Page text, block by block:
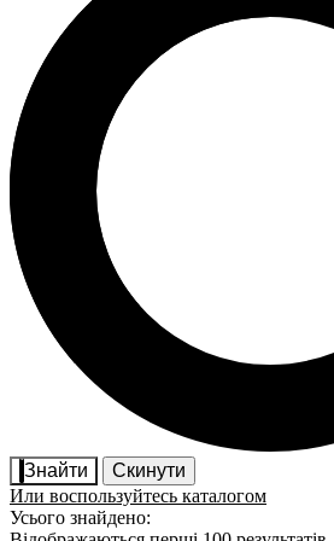
Знайти
Скинути
Или воспользуйтесь каталогом
Усього знайдено: